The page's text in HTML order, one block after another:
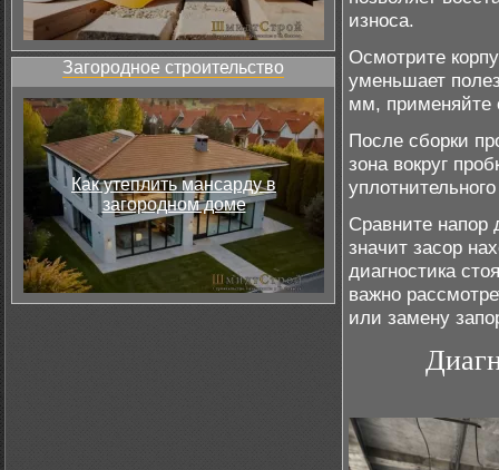
Загородное строительство
Как утеплить мансарду в
загородном доме
износа.
Осмотрите
уменьшает
мм, применяйте
После сборки
зона вокруг
Сравните напор
значит засор
диагностика
важно
или замену